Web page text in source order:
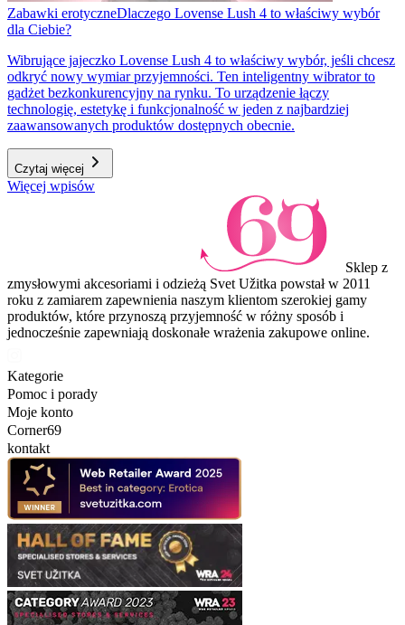
Zabawki erotyczneDlaczego Lovense Lush 4 to właściwy wybór
dla Ciebie?
Wibrujące jajeczko Lovense Lush 4 to właściwy wybór, jeśli chcesz
odkryć nowy wymiar przyjemności. Ten inteligentny wibrator to
gadżet bezkonkurencyjny na rynku. To urządzenie łączy
technologię, estetykę i funkcjonalność w jeden z najbardziej
zaawansowanych produktów dostępnych obecnie.
Czytaj więcej
Więcej wpisów
Sklep z
zmysłowymi akcesoriami i odzieżą Svet Užitka powstał w 2011
roku z zamiarem zapewnienia naszym klientom szerokiej gamy
produktów, które przynoszą przyjemność w różny sposób i
jednocześnie zapewniają doskonałe wrażenia zakupowe online.
Kategorie
Pomoc i porady
Moje konto
Corner69
kontakt